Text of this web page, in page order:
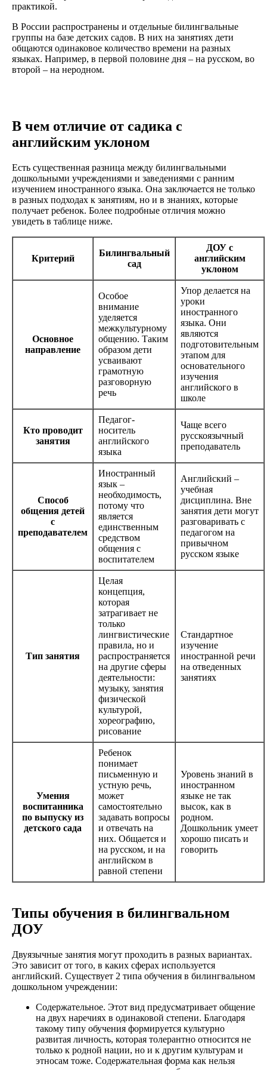
практикой.
В России распространены и отдельные билингвальные
группы на базе детских садов. В них на занятиях дети
общаются одинаковое количество времени на разных
языках. Например, в первой половине дня – на русском, во
второй – на неродном.
В чем отличие от садика с
английским уклоном
Есть существенная разница между билингвальными
дошкольными учреждениями и заведениями с ранним
изучением иностранного языка. Она заключается не только
в разных подходах к занятиям, но и в знаниях, которые
получает ребенок. Более подробные отличия можно
увидеть в таблице ниже.
Критерий
Билингвальный
сад
ДОУ с
английским
уклоном
Основное
направление
Особое
внимание
уделяется
межкультурному
общению. Таким
образом дети
усваивают
грамотную
разговорную
речь
Упор делается на
уроки
иностранного
языка. Они
являются
подготовительным
этапом для
основательного
изучения
английского в
школе
Кто проводит
занятия
Педагог-
носитель
английского
языка
Чаще всего
русскоязычный
преподаватель
Способ
общения детей
с
преподавателем
Иностранный
язык –
необходимость,
потому что
является
единственным
средством
общения с
воспитателем
Английский –
учебная
дисциплина. Вне
занятия дети могут
разговаривать с
педагогом на
привычном
русском языке
Тип занятия
Целая
концепция,
которая
затрагивает не
только
лингвистические
правила, но и
распространяется
на другие сферы
деятельности:
музыку, занятия
физической
культурой,
хореографию,
рисование
Стандартное
изучение
иностранной речи
на отведенных
занятиях
Умения
воспитанника
по выпуску из
детского сада
Ребенок
понимает
письменную и
устную речь,
может
самостоятельно
задавать вопросы
и отвечать на
них. Общается и
на русском, и на
английском в
равной степени
Уровень знаний в
иностранном
языке не так
высок, как в
родном.
Дошкольник умеет
хорошо писать и
говорить
Типы обучения в билингвальном
ДОУ
Двуязычные занятия могут проходить в разных вариантах.
Это зависит от того, в каких сферах используется
английский. Существует 2 типа обучения в билингвальном
дошкольном учреждении:
Содержательное. Этот вид предусматривает общение
на двух наречиях в одинаковой степени. Благодаря
такому типу обучения формируется культурно
развитая личность, которая толерантно относится не
только к родной нации, но и к другим культурам и
этносам тоже. Содержательная форма как нельзя